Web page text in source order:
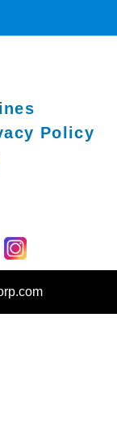
Policy